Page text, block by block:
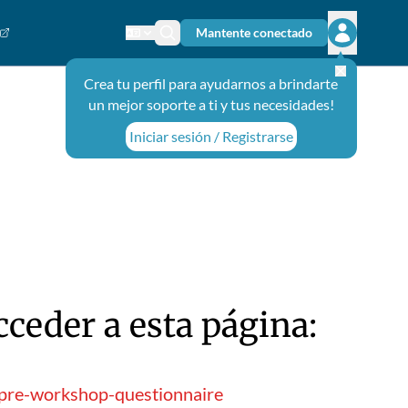
Cambiar el idioma
Ícono de búsqueda
Mantente conectado
Abrir el
Crea tu perfil para ayudarnos a brindarte
un mejor soporte a ti y tus necesidades!
Iniciar sesión / Registrarse
a esta página:
workshop-questionnaire